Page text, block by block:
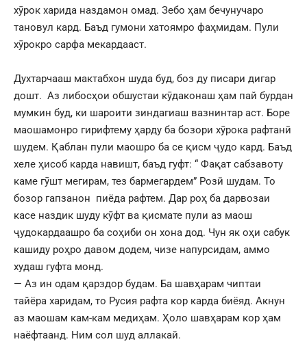
хӯрок харида наздамон омад. Зебо ҳам бечунучаро
тановул кард. Баъд гумони хатоямро фаҳмидам. Пули
хӯрокро сарфа мекардааст.
Духтарчааш мактабхон шуда буд, боз ду писари дигар
дошт. Аз либосҳои обшустаи кӯдаконаш ҳам пай бурдан
мумкин буд, ки шароити зиндагиаш вазнинтар аст. Боре
маошамонро гирифтему ҳарду ба бозори хӯрока рафтанӣ
шудем. Қаблан пули маошро ба се қисм ҷудо кард. Баъд
хеле ҳисоб карда навишт, баъд гуфт: “ Фақат сабзавоту
каме гӯшт мегирам, тез бармегардем” Розӣ шудам. То
бозор гапзанон пиёда рафтем. Дар роҳ ба дарвозаи
касе наздик шуду кӯфт ва қисмате пули аз маош
ҷудокардаашро ба соҳиби он хона дод. Чун як оҳи сабук
кашиду роҳро давом додем, чизе напурсидам, аммо
худаш гуфта монд.
— Аз ин одам қарздор будам. Ба шавҳарам чиптаи
тайёра харидам, то Русия рафта кор карда биёяд. Акнун
аз маошам кам-кам медиҳам. Ҳоло шавҳарам кор ҳам
наёфтаанд. Ним сол шуд аллакай.